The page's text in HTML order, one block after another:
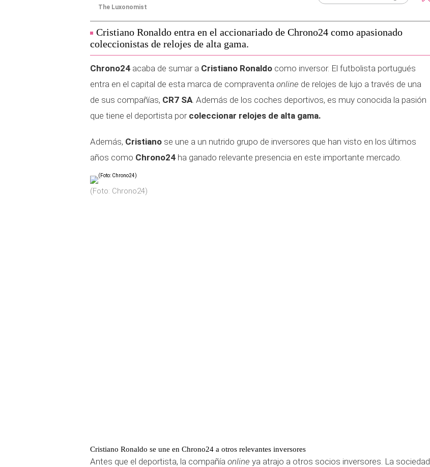
The Luxonomist
Cristiano Ronaldo entra en el accionariado de Chrono24 como apasionado
coleccionistas de relojes de alta gama.
Chrono24 acaba de sumar a Cristiano Ronaldo como inversor. El futbolista portugués
entra en el capital de esta marca de compraventa online de relojes de lujo a través de una
de sus compañías, CR7 SA. Además de los coches deportivos, es muy conocida la pasión
que tiene el deportista por coleccionar relojes de alta gama.
Además, Cristiano se une a un nutrido grupo de inversores que han visto en los últimos
años como Chrono24 ha ganado relevante presencia en este importante mercado.
(Foto: Chrono24)
Cristiano Ronaldo se une en Chrono24 a otros relevantes inversores
Antes que el deportista, la compañía online ya atrajo a otros socios inversores. La sociedad